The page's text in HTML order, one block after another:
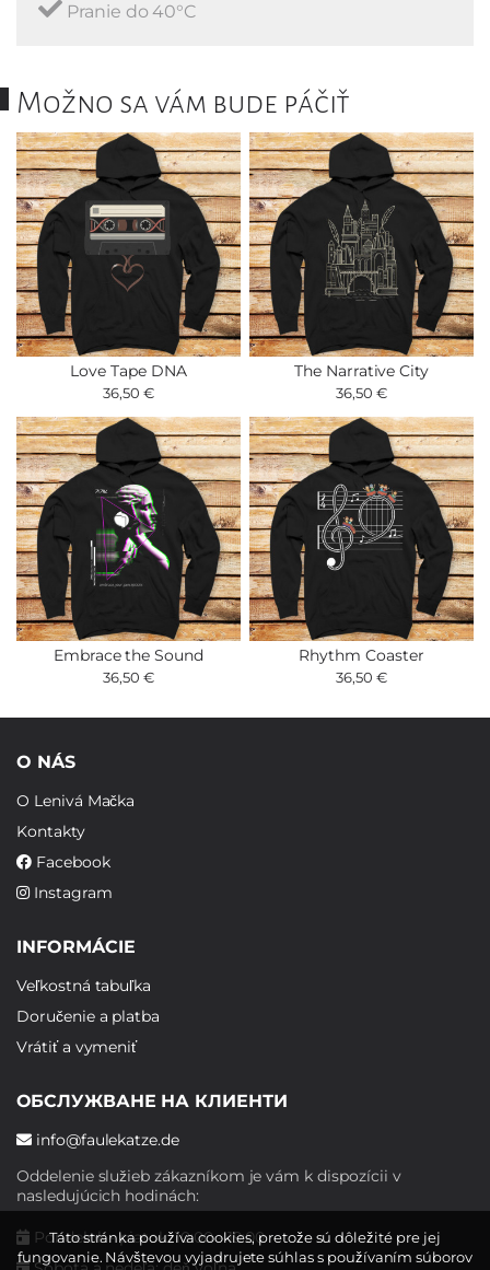
Pranie do 40°C
Možno sa vám bude páčiť
Love Tape DNA
36,50 €
The Narrative City
36,50 €
Embrace the Sound
36,50 €
Rhythm Coaster
36,50 €
O NÁS
O Lenivá Mačka
Kontakty
Facebook
Instagram
INFORMÁCIE
Veľkostná tabuľka
Doručenie a platba
Vrátiť a vymeniť
ОБСЛУЖВАНЕ НА КЛИЕНТИ
info@faulekatze.de
Oddelenie služieb zákazníkom je vám k dispozícii v
nasledujúcich hodinách:
Pondelok - piatok: 10:00 - 19:00
Táto stránka používa cookies, pretože sú dôležité pre jej
fungovanie. Návštevou vyjadrujete súhlas s používaním súborov